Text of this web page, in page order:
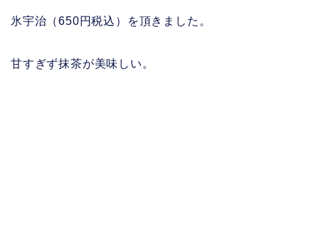
氷宇治（650円税込）を頂きました。
甘すぎず抹茶が美味しい。